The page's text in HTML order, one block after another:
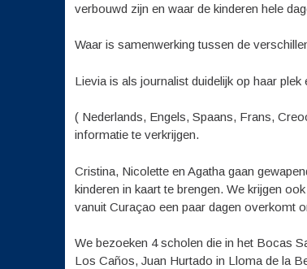
verbouwd zijn en waar de kinderen hele
Waar is samenwerking tussen de
Lievia is als journalist duidelijk op haar plek
( Nederlands, Engels, Spaans, Frans,
informatie te verkrijgen.
Cristina, Nicolette en Agatha gaan
kinderen in kaart te brengen. We krijgen
vanuit Curaçao een paar dagen overkomt
We bezoeken 4 scholen die in het Bocas
Los Caños, Juan Hurtado in Lloma de la